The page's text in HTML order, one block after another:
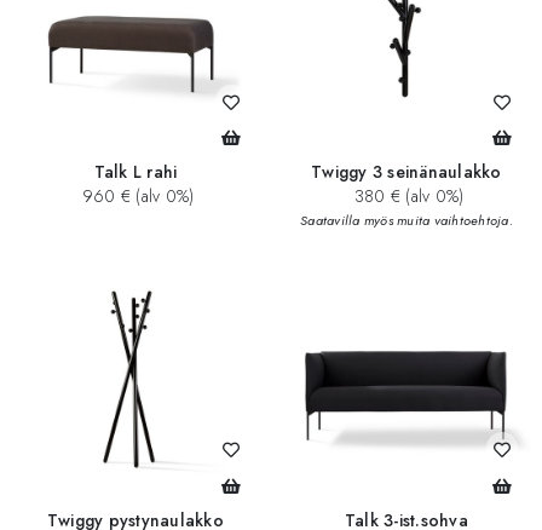
Talk L rahi
960 € (alv 0%)
Twiggy 3 seinänaulakko
380 € (alv 0%)
Saatavilla myös muita vaihtoehtoja.
Twiggy pystynaulakko Talk 3-ist.sohva